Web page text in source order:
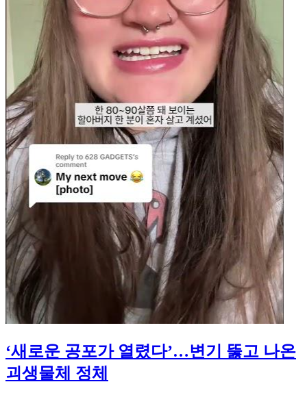
‘새로운 공포가 열렸다’…변기 뚫고 나온
괴생물체 정체